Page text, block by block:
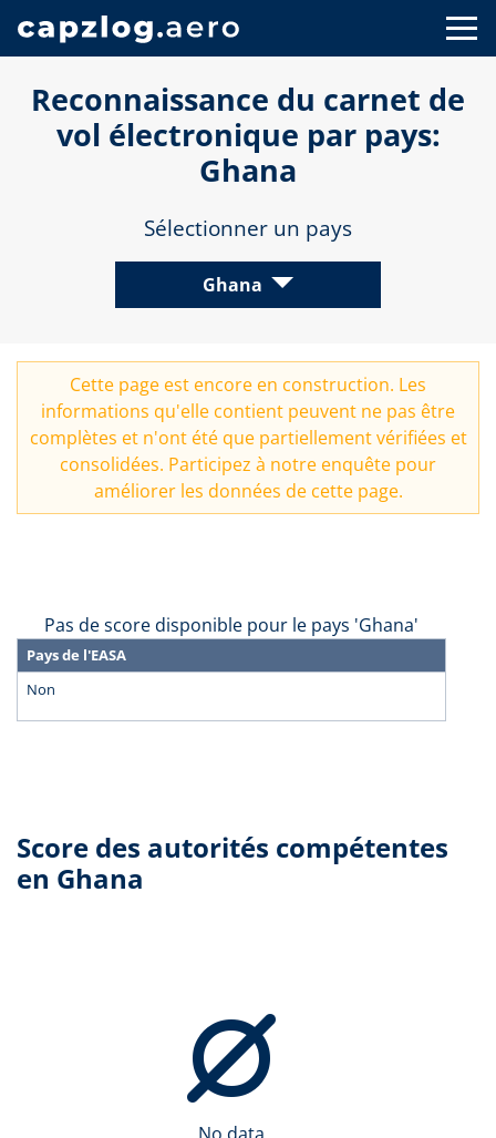
Reconnaissance du carnet de
vol électronique par pays:
Ghana
Sélectionner un pays
Ghana
Cette page est encore en construction. Les
informations qu'elle contient peuvent ne pas être
complètes et n'ont été que partiellement vérifiées et
consolidées. Participez à notre enquête pour
améliorer les données de cette page.
Pas de score disponible pour le pays 'Ghana'
Pays de l'EASA
Non
Score des autorités compétentes
en Ghana